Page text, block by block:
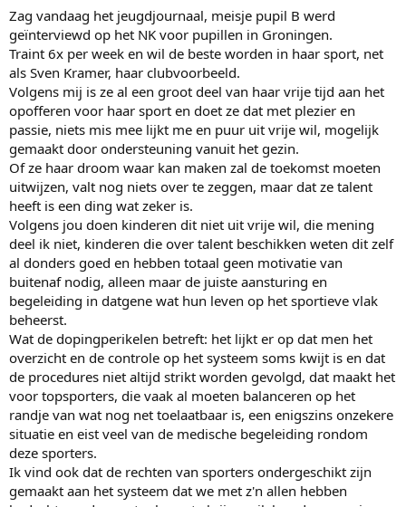
opofferingen hoeven op die leeftijd helemaal nog niet. Als je
interviews van topsporters leest, dan gelden die opofferingen pas
vanaf de puberjaren. Ja, dan moeten ze inderdaad kiezen voor
minder uit gaan e.d. Daarom is het zo belangrijk dat het plezier en
de passie voor de sport zelf voorop staan. Want als ze de top dan
niet halen (en o wat is die kans toch groot) dan hebben ze toch een
fijn sportleven gehad.
En dan de dopingcontroles die volgens jou zo beperkend zijn: zoals
ik al zei maak ik het systeem van dichtbij mee. En de persoon in
kwestie zegt hier zelf over dat hij het lastig vind, maar niet
onoverkomelijk. Zoals degene zelf zegt: ik heb er alles voor over om
mijn mooie sport schoon te houden, en als dit de consequentie is,
dan moet dat maar.
En als je het er dan niet voor over hebt: tegelzetter is een mooi
beroep
Zag vandaag het jeugdjournaal, meisje pupil B werd
geïnterviewd op het NK voor pupillen in Groningen.
Traint 6x per week en wil de beste worden in haar sport, net
als Sven Kramer, haar clubvoorbeeld.
Volgens mij is ze al een groot deel van haar vrije tijd aan het
opofferen voor haar sport en doet ze dat met plezier en
passie, niets mis mee lijkt me en puur uit vrije wil, mogelijk
gemaakt door ondersteuning vanuit het gezin.
Of ze haar droom waar kan maken zal de toekomst moeten
uitwijzen, valt nog niets over te zeggen, maar dat ze talent
heeft is een ding wat zeker is.
Volgens jou doen kinderen dit niet uit vrije wil, die mening
deel ik niet, kinderen die over talent beschikken weten dit zelf
al donders goed en hebben totaal geen motivatie van
buitenaf nodig, alleen maar de juiste aansturing en
begeleiding in datgene wat hun leven op het sportieve vlak
beheerst.
Wat de dopingperikelen betreft: het lijkt er op dat men het
overzicht en de controle op het systeem soms kwijt is en dat
de procedures niet altijd strikt worden gevolgd, dat maakt het
voor topsporters, die vaak al moeten balanceren op het
randje van wat nog net toelaatbaar is, een enigszins onzekere
situatie en eist veel van de medische begeleiding rondom
deze sporters.
Ik vind ook dat de rechten van sporters ondergeschikt zijn
gemaakt aan het systeem dat we met z'n allen hebben